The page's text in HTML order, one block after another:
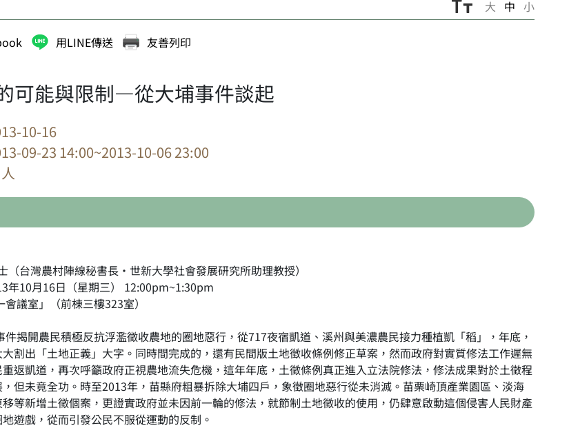
大 中 小
用LINE傳送 友善列印
可能與限制—從大埔事件談起
10-16
09-23 14:00~2013-10-06 23:00
（台灣農村陣線秘書長‧世新大學社會發展研究所助理教授）
年10月16日（星期三） 12:00pm~1:30pm
議室」（前棟三樓323室）
開農民積極反抗浮濫徵收農地的圈地惡行，從717夜宿凱道、溪州與美濃農民接力種植凱「稻」，年底，
割出「土地正義」大字。同時間完成的，還有民間版土地徵收條例修正草案，然而政府對實質修法工作遲無
返凱道，再次呼籲政府正視農地流失危機，這年年底，土徵條例真正進入立法院修法，修法成果對於土徵程
但未竟全功。時至2013年，苗縣府粗暴拆除大埔四戶，象徵圈地惡行從未消滅。苗栗崎頂產業園區、淡海
等新增土徵個案，更證實政府並未因前一輪的修法，就節制土地徵收的使用，仍肆意啟動這個侵害人民財產
遊戲，從而引發公民不服從運動的反制。